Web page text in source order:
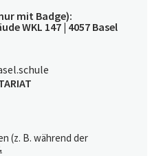
mit Badge):
WKL 147 | 4057 Basel
(z. B. während der